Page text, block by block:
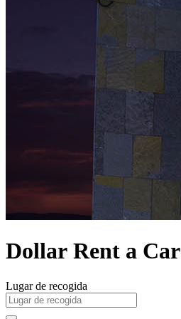
Dollar Rent a Car
Lugar de recogida